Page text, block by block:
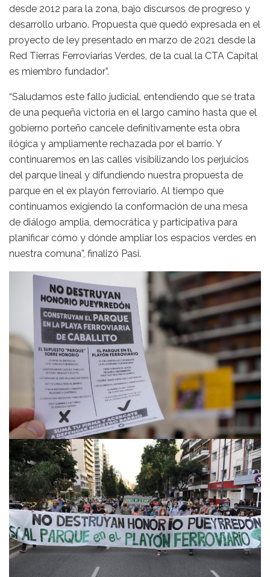
desde 2012 para la zona, bajo discursos de progreso y
desarrollo urbano. Propuesta que quedó expresada en el
proyecto de ley presentado en marzo de 2021 desde la
Red Tierras Ferroviarias Verdes, de la cual la CTA Capital
es miembro fundador”.
“Saludamos este fallo judicial, entendiendo que se trata
de una pequeña victoria en el largo camino hasta que el
gobierno porteño cancele definitivamente esta obra
ilógica y ampliamente rechazada por el barrio. Y
continuaremos en las calles visibilizando los perjuicios
del parque lineal y difundiendo nuestra propuesta de
parque en el ex playón ferroviario. Al tiempo que
continuamos exigiendo la conformación de una mesa
de diálogo amplia, democrática y participativa para
planificar cómo y dónde ampliar los espacios verdes en
nuestra comuna”, finalizó Pasi.